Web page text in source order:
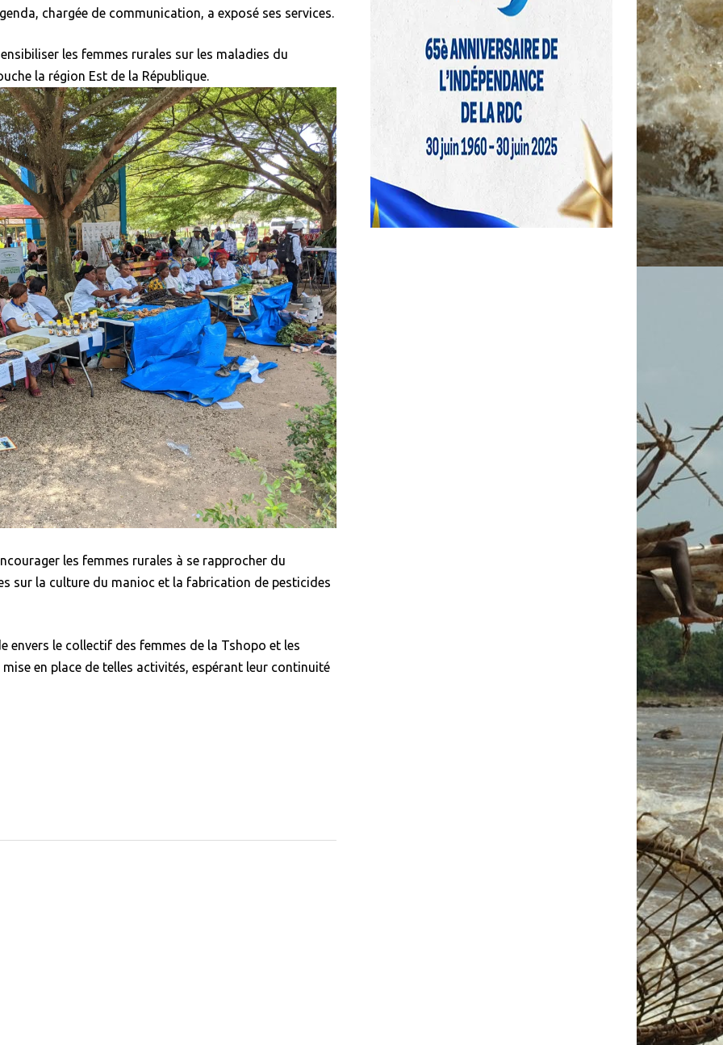
chargée de communication, a exposé ses services.
les femmes rurales sur les maladies du
la région Est de la République.
les femmes rurales à se rapprocher du
sur la culture du manioc et la fabrication de pesticides
envers le collectif des femmes de la Tshopo et les
en place de telles activités, espérant leur continuité